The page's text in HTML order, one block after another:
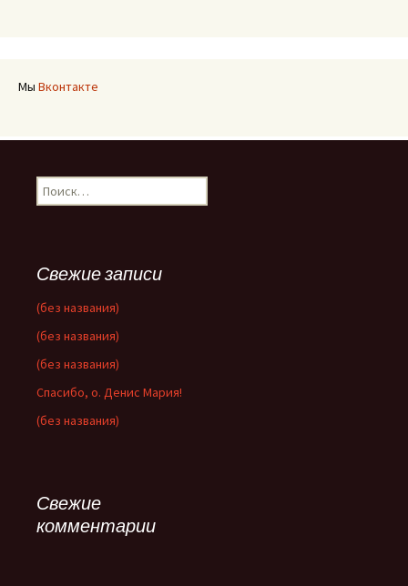
Мы Вконтакте
Найти:
Свежие записи
(без названия)
(без названия)
(без названия)
Спасибо, о. Денис Мария!
(без названия)
Свежие
комментарии